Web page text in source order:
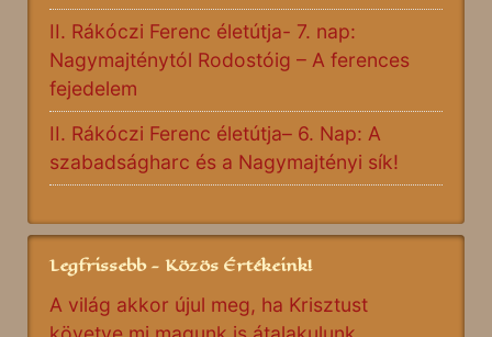
II. Rákóczi Ferenc életútja- 7. nap:
Nagymajténytól Rodostóig – A ferences
fejedelem
II. Rákóczi Ferenc életútja– 6. Nap: A
szabadságharc és a Nagymajtényi sík!
Legfrissebb - Közös Értékeink!
A világ akkor újul meg, ha Krisztust